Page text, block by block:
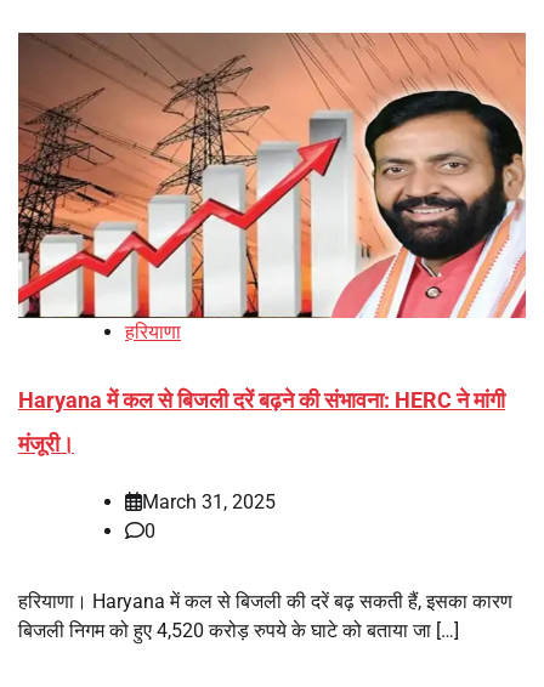
हरियाणा
Haryana में कल से बिजली दरें बढ़ने की संभावना: HERC ने मांगी
मंजूरी।
March 31, 2025
0
हरियाणा। Haryana में कल से बिजली की दरें बढ़ सकती हैं, इसका कारण
बिजली निगम को हुए 4,520 करोड़ रुपये के घाटे को बताया जा […]